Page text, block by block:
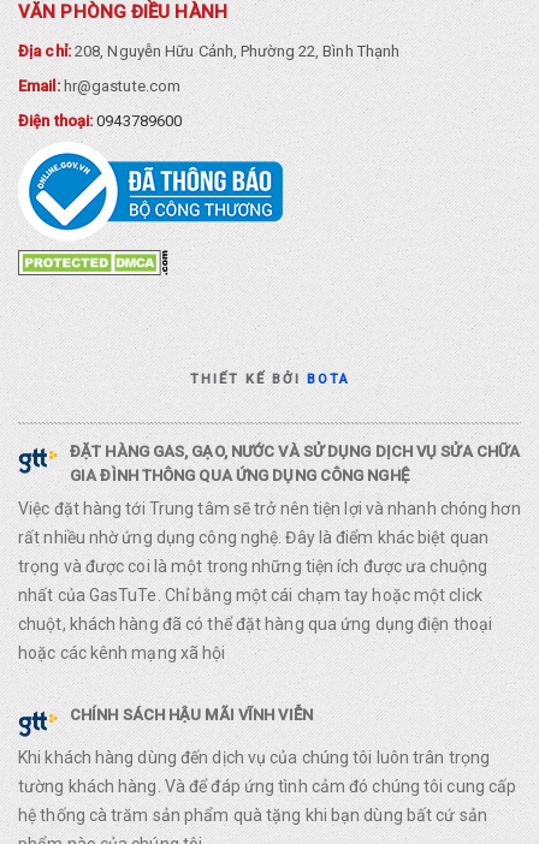
VĂN PHÒNG ĐIỀU HÀNH
Địa chỉ:208, Nguyễn Hữu Cảnh, Phường 22, Bình Thạnh
Email: hr@gastute.com
Điện thoại:0943789600
THIẾT KẾ BỞIBOTA
ĐẶT HÀNG GAS, GẠO, NƯỚC VÀ SỬ DỤNG DỊCH VỤ SỬA CHỮA
GIA ĐÌNH THÔNG QUA ỨNG DỤNG CÔNG NGHỆ
Việc đặt hàng tới Trung tâm sẽ trở nên tiện lợi và nhanh chóng hơn
rất nhiều nhờ ứng dụng công nghệ. Đây là điểm khác biệt quan
trọng và được coi là một trong những tiện ích được ưa chuộng
nhất của GasTuTe. Chỉ bằng một cái chạm tay hoặc một click
chuột, khách hàng đã có thể đặt hàng qua ứng dụng điện thoại
hoặc các kênh mạng xã hội
CHÍNH SÁCH HẬU MÃI VĨNH VIỄN
Khi khách hàng dùng đến dịch vụ của chúng tôi luôn trân trọng
tường khách hàng. Và để đáp ứng tình cảm đó chúng tôi cung cấp
hệ thống cà trăm sản phẩm quà tặng khi bạn dùng bất cứ sản